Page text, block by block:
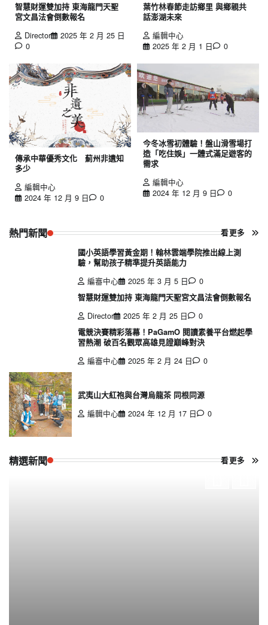
智慧財運雙加持 東海龍門天聖
宮文昌法會倒數報名
Director
2025 年 2 月 25 日
0
葉竹林春節走訪鄉里 與鄉親共
話澎湖未來
編輯中心
2025 年 2 月 1 日
0
傳承中華優秀文化 薊州非遺知
多少
編輯中心
2024 年 12 月 9 日
0
今冬冰雪初體驗！盤山滑雪場打
造「吃住娛」一體式滿足遊客的
需求
編輯中心
2024 年 12 月 9 日
0
熱門新聞 看更多
國小英語學習黃金期！翰林雲端學院推出線上測
驗，幫助孩子精準提升英語能力
編審中心
2025 年 3 月 5 日
0
智慧財運雙加持 東海龍門天聖宮文昌法會倒數報名
Director
2025 年 2 月 25 日
0
電競決賽精彩落幕！PaGamO 閱讀素養平台燃起學
習熱潮 破百名觀眾高雄見證巔峰對決
編審中心
2025 年 2 月 24 日 0
武夷山大紅袍與台灣烏龍茶 同根同源
編輯中心
2024 年 12 月 17 日 0
精選新聞 看更多